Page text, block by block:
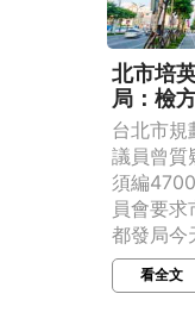
北市培
局：檢
台北市規
議員曾質
須編
員會要求
都發局今
看全文